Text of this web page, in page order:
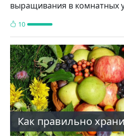
выращивания в комнатных
10
Как правильно